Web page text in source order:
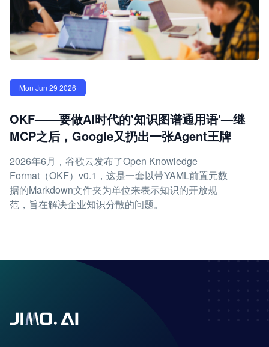
Mon Jun 29 2026
OKF——要做AI时代的'知识图谱通用语'—继
MCP之后，Google又扔出一张Agent王牌
2026年6月，谷歌云发布了Open Knowledge
Format（OKF）v0.1，这是一套以带YAML前置元数
据的Markdown文件夹为单位来表示知识的开放规
范，旨在解决企业知识分散的问题。